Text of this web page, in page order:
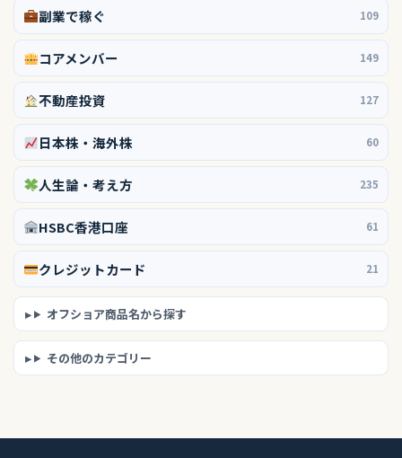
副業で稼ぐ 109
コアメンバー 149
不動産投資 127
日本株・海外株 60
人生論・考え方 235
HSBC香港口座 61
クレジットカード 21
オフショア商品名から探す
その他のカテゴリー